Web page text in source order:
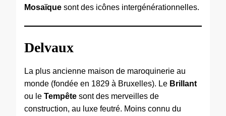
Mosaïque sont des icônes intergénérationnelles.
Delvaux
La plus ancienne maison de maroquinerie au
monde (fondée en 1829 à Bruxelles). Le Brillant
ou le Tempête sont des merveilles de
construction, au luxe feutré. Moins connu du